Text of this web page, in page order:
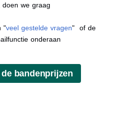
doen we graag
"veel gestelde vragen" of de
onderaan